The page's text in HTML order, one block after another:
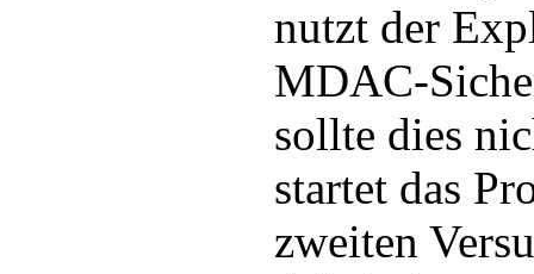
nutzt der
MDAC-
sollte dies
startet das
zweiten